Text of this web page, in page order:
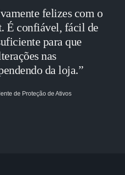
felizes com o
É confiável, fácil de
para que
nas
da loja.”
de Proteção de Ativos